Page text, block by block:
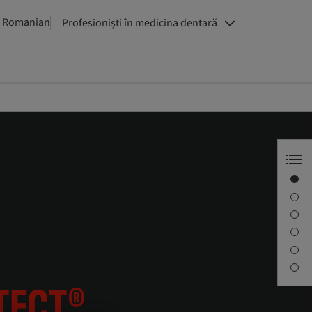
Profesioniști în medicina dentară